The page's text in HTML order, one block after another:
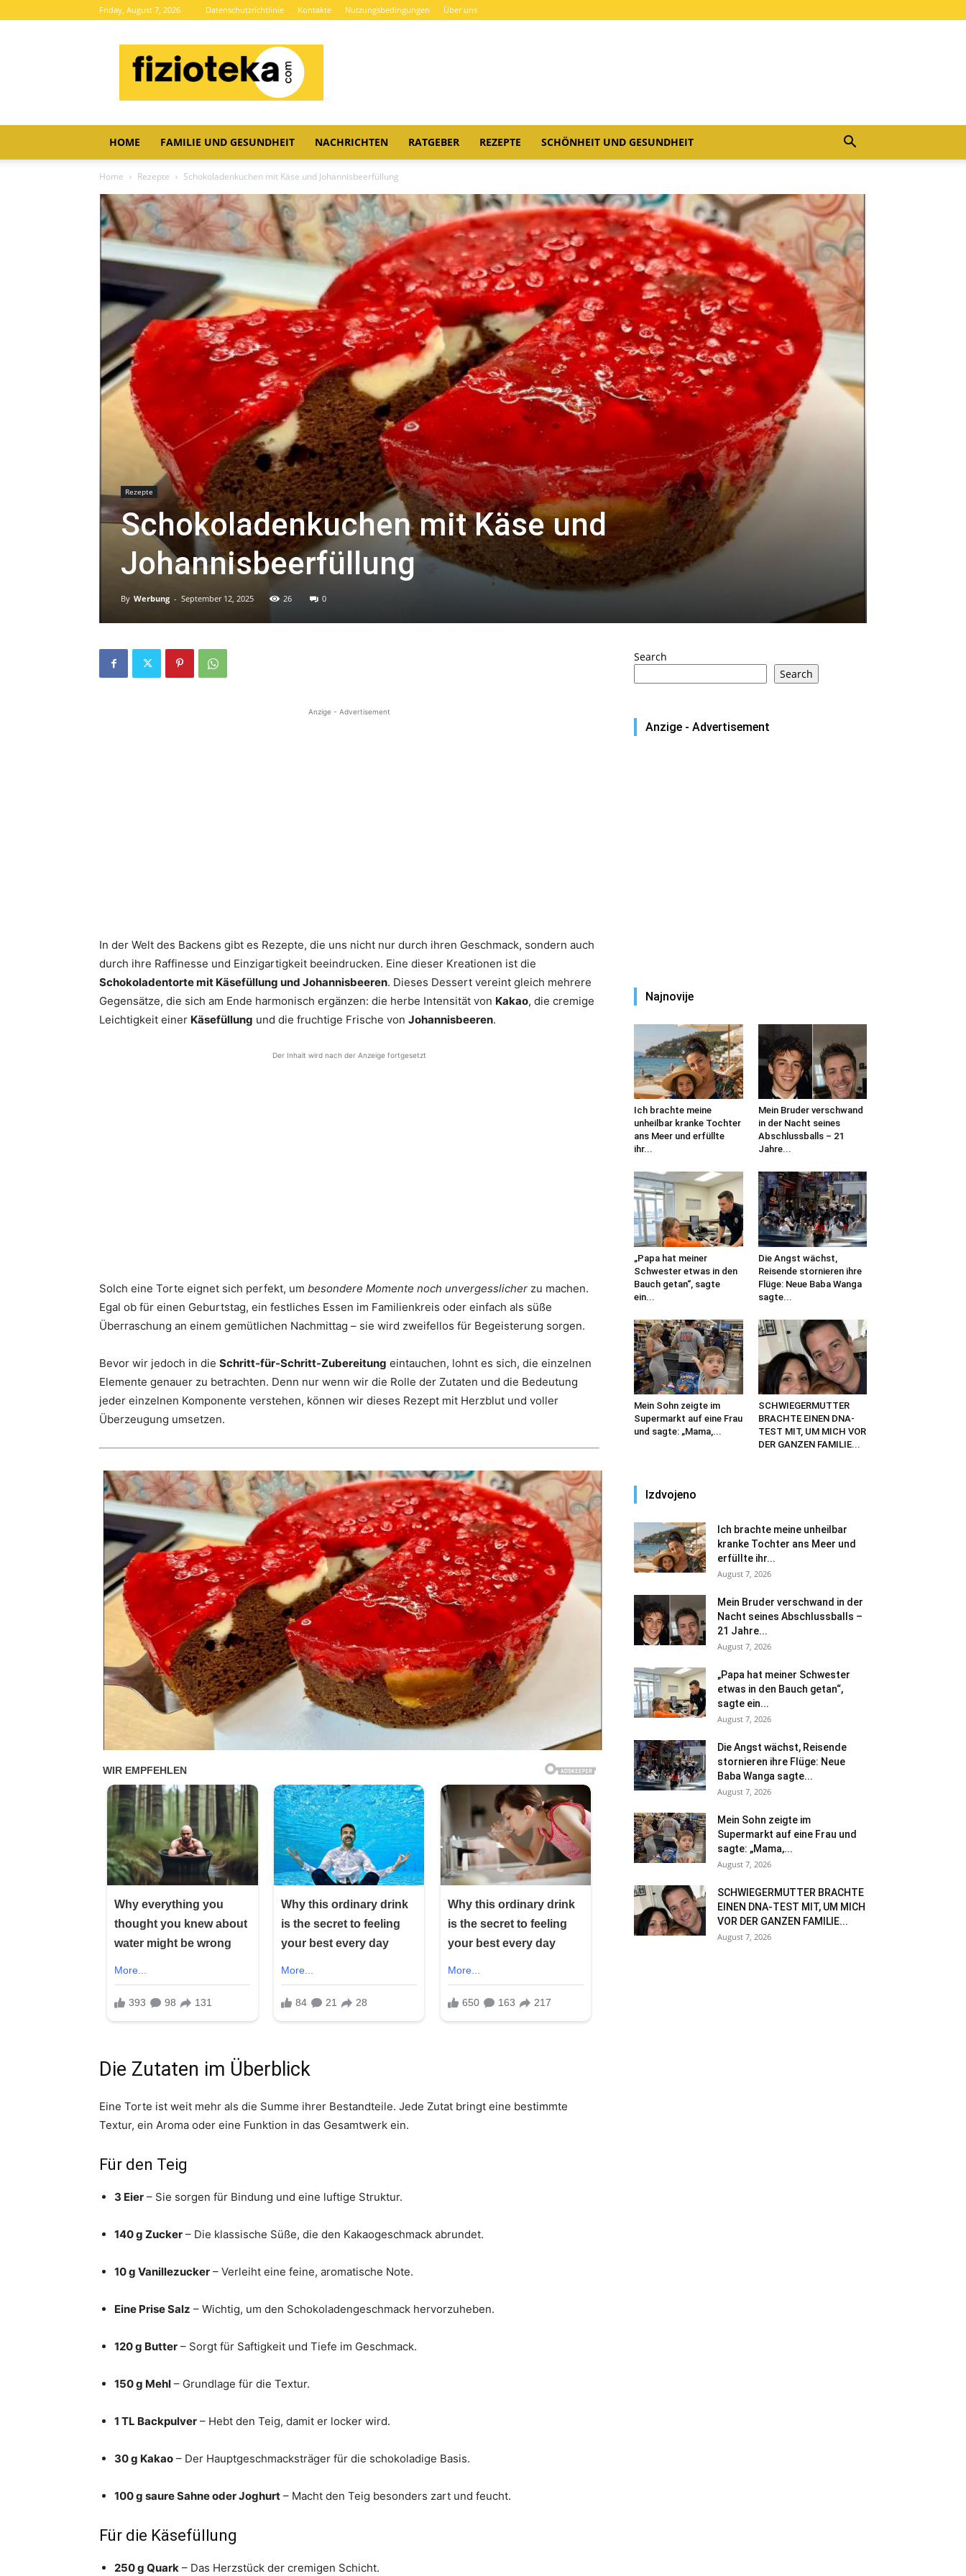
Friday, August 7, 2026 Datenschutzrichtlinie Kontakte Nutzungsbedingungen Über uns
Brze
vijesti
HOME FAMILIE UND GESUNDHEIT NACHRICHTEN RATGEBER REZEPTE SCHÖNHEIT UND GESUNDHEIT
Home Rezepte Schokoladenkuchen mit Käse und Johannisbeerfüllung
Rezepte
Schokoladenkuchen mit Käse und
Johannisbeerfüllung
By Werbung - September 12, 2025 26 0
Anzige - Advertisement
In der Welt des Backens gibt es Rezepte, die uns nicht nur durch ihren Geschmack, sondern auch
durch ihre Raffinesse und Einzigartigkeit beeindrucken. Eine dieser Kreationen ist die
Schokoladentorte mit Käsefüllung und Johannisbeeren. Dieses Dessert vereint gleich mehrere
Gegensätze, die sich am Ende harmonisch ergänzen: die herbe Intensität von Kakao, die cremige
Leichtigkeit einer Käsefüllung und die fruchtige Frische von Johannisbeeren.
Der Inhalt wird nach der Anzeige fortgesetzt
Solch eine Torte eignet sich perfekt, um besondere Momente noch unvergesslicher zu machen.
Egal ob für einen Geburtstag, ein festliches Essen im Familienkreis oder einfach als süße
Überraschung an einem gemütlichen Nachmittag – sie wird zweifellos für Begeisterung sorgen.
Bevor wir jedoch in die Schritt-für-Schritt-Zubereitung eintauchen, lohnt es sich, die einzelnen
Elemente genauer zu betrachten. Denn nur wenn wir die Rolle der Zutaten und die Bedeutung
jeder einzelnen Komponente verstehen, können wir dieses Rezept mit Herzblut und voller
Überzeugung umsetzen.
Die Zutaten im Überblick
Eine Torte ist weit mehr als die Summe ihrer Bestandteile. Jede Zutat bringt eine bestimmte
Textur, ein Aroma oder eine Funktion in das Gesamtwerk ein.
Für den Teig
3 Eier – Sie sorgen für Bindung und eine luftige Struktur.
140 g Zucker – Die klassische Süße, die den Kakaogeschmack abrundet.
10 g Vanillezucker – Verleiht eine feine, aromatische Note.
Eine Prise Salz – Wichtig, um den Schokoladengeschmack hervorzuheben.
120 g Butter – Sorgt für Saftigkeit und Tiefe im Geschmack.
150 g Mehl – Grundlage für die Textur.
1 TL Backpulver – Hebt den Teig, damit er locker wird.
30 g Kakao – Der Hauptgeschmacksträger für die schokoladige Basis.
100 g saure Sahne oder Joghurt – Macht den Teig besonders zart und feucht.
Für die Käsefüllung
250 g Quark – Das Herzstück der cremigen Schicht.
Search
Search
Anzige - Advertisement
Najnovije
Ich brachte meine
unheilbar kranke Tochter
ans Meer und erfüllte
ihr...
Mein Bruder verschwand
in der Nacht seines
Abschlussballs – 21
Jahre...
„Papa hat meiner
Schwester etwas in den
Bauch getan“, sagte
ein...
Die Angst wächst,
Reisende stornieren ihre
Flüge: Neue Baba Wanga
sagte...
Mein Sohn zeigte im
Supermarkt auf eine Frau
und sagte: „Mama,...
SCHWIEGERMUTTER
BRACHTE EINEN DNA-
TEST MIT, UM MICH VOR
DER GANZEN FAMILIE...
Izdvojeno
Ich brachte meine unheilbar
kranke Tochter ans Meer und
erfüllte ihr...
August 7, 2026
Mein Bruder verschwand in der
Nacht seines Abschlussballs –
21 Jahre...
August 7, 2026
„Papa hat meiner Schwester
etwas in den Bauch getan“,
sagte ein...
August 7, 2026
Die Angst wächst, Reisende
stornieren ihre Flüge: Neue
Baba Wanga sagte...
August 7, 2026
Mein Sohn zeigte im
Supermarkt auf eine Frau und
sagte: „Mama,...
August 7, 2026
SCHWIEGERMUTTER BRACHTE
EINEN DNA-TEST MIT, UM MICH
VOR DER GANZEN FAMILIE...
August 7, 2026